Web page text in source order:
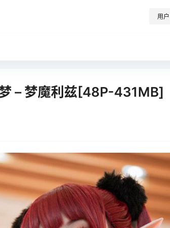
用户
– 梦魔利兹[48P-431MB]